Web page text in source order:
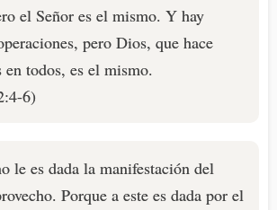
el Señor es el mismo. Y hay
pero Dios, que hace
en todos, es el mismo.
6)
le es dada la manifestación del
Porque a este es dada por el